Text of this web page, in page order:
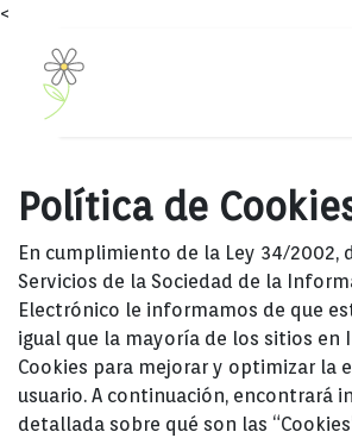
<
Política de
En cumplimiento de la Ley 34/2002,
Servicios de la Sociedad de la
Electrónico le informamos de que
igual que la mayoría de los sitios en
Cookies para mejorar y optimizar la
usuario. A continuación, encontrará
detallada sobre qué son las